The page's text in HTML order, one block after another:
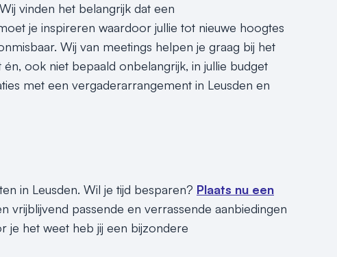
vinden het belangrijk dat een
je inspireren waardoor jullie tot nieuwe hoogtes
Wij van meetings helpen je graag bij het
ook niet bepaald onbelangrijk, in jullie budget
met een vergaderarrangement in Leusden en
in Leusden. Wil je tijd besparen? Plaats nu een
vrijblijvend passende en verrassende aanbiedingen
je het weet heb jij een bijzondere